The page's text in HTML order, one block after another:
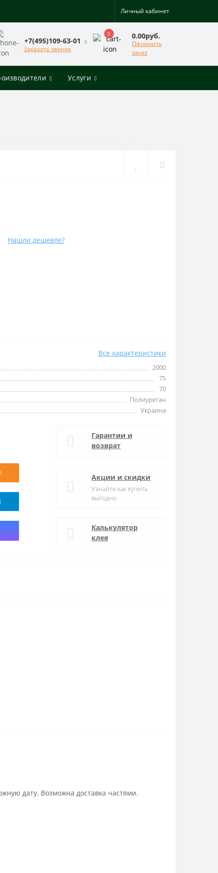
Личный кабинет
+7(495)109-63-01
Заказать звонок
0 0.00руб.
Оформить
заказ
Услуги
Нашли дешевле?
Все характеристики
2000
75
70
Полиуретан
Украина
Гарантии и
возврат
Акции и скидки
Узнайте как купить
выгодно
Калькулятор
клея
дату. Возможна доставка частями.